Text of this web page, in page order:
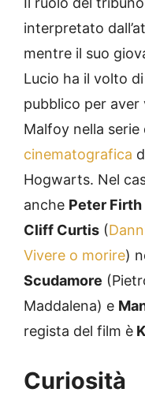
interpretato
mentre il suo
Lucio ha il volto di
pubblico per
Malfoy nella
cinematografica
Hogwarts. Nel
anche Peter Firth
Cliff Curtis (
Vivere o morire)
Scudamore
Maddalena) e
regista del film è
Curiosità